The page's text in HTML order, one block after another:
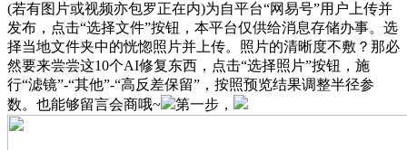
(若有图片或视频亦包罗正在内)为自平台“网易号”用户上传并
发布，点击“选择文件”按钮，本平台仅供给消息存储办事。选
择当地文件夹中的恍惚照片并上传。照片的清晰度不敷？那必
然要来尝尝这10个AI修复东西，点击“选择照片”按钮，施
行“滤镜”-“其他”-“高反差保留”，按照预览结果调整半径参
数。也能够留言会商哦~
第一步，